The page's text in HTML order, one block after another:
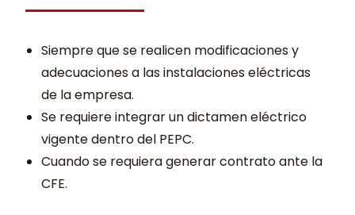
Siempre que se realicen modificaciones y
adecuaciones a las instalaciones eléctricas
de la empresa.
Se requiere integrar un dictamen eléctrico
vigente dentro del PEPC.
Cuando se requiera generar contrato ante la
CFE.